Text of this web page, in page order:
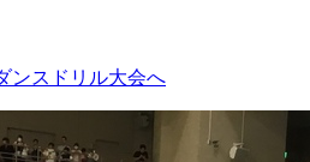
ンスドリル大会へ